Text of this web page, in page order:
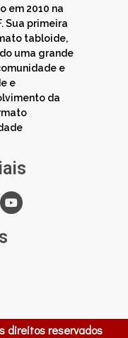
em 2010 na
Sua primeira
tabloide,
uma grande
e
e
da
direitos reservados